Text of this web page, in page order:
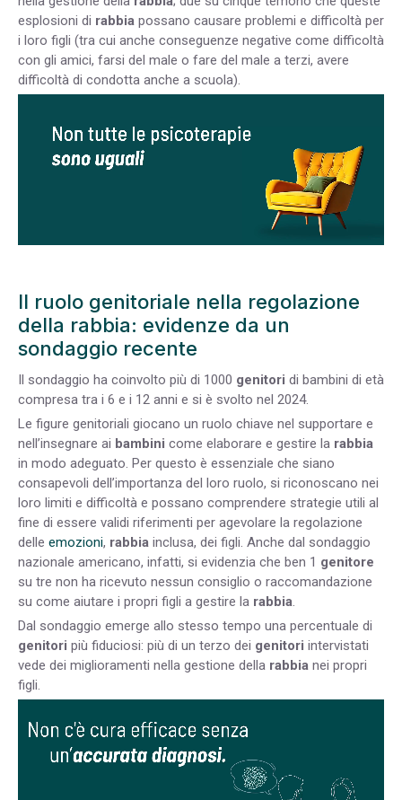
esplosioni di rabbia possano causare problemi e difficoltà per
i loro figli (tra cui anche conseguenze negative come difficoltà
con gli amici, farsi del male o fare del male a terzi, avere
difficoltà di condotta anche a scuola).
Il ruolo genitoriale nella regolazione
della rabbia: evidenze da un
sondaggio recente
Il sondaggio ha coinvolto più di 1000 genitori di bambini di età
compresa tra i 6 e i 12 anni e si è svolto nel 2024.
Le figure genitoriali giocano un ruolo chiave nel supportare e
nell’insegnare ai bambini come elaborare e gestire la rabbia
in modo adeguato. Per questo è essenziale che siano
consapevoli dell’importanza del loro ruolo, si riconoscano nei
loro limiti e difficoltà e possano comprendere strategie utili al
fine di essere validi riferimenti per agevolare la regolazione
delle emozioni, rabbia inclusa, dei figli. Anche dal sondaggio
nazionale americano, infatti, si evidenzia che ben 1 genitore
su tre non ha ricevuto nessun consiglio o raccomandazione
su come aiutare i propri figli a gestire la rabbia
Dal sondaggio emerge allo stesso tempo una percentuale di
genitori più fiduciosi: più di un terzo dei genitori intervistati
vede dei miglioramenti nella gestione della rabbia nei propri
figli.